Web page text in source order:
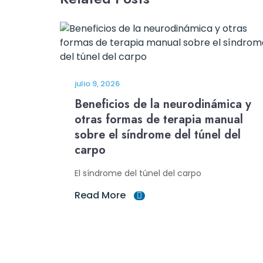
julio 9, 2026
Beneficios de la neurodinámica y
otras formas de terapia manual
sobre el síndrome del túnel del
carpo
El síndrome del túnel del carpo
Read More